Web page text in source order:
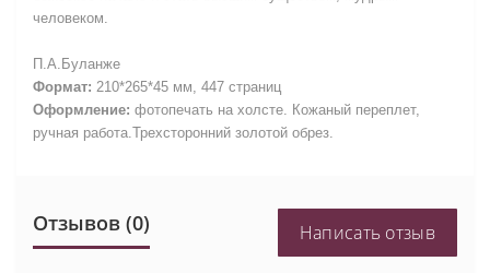
человеком.
П.А.Буланже
Формат: 210*265*45 мм, 447 страниц
Оформление: фотопечать на холсте. Кожаный переплет,
ручная работа. Трехсторонний золотой обрез.
Отзывов (0) Написать отзыв